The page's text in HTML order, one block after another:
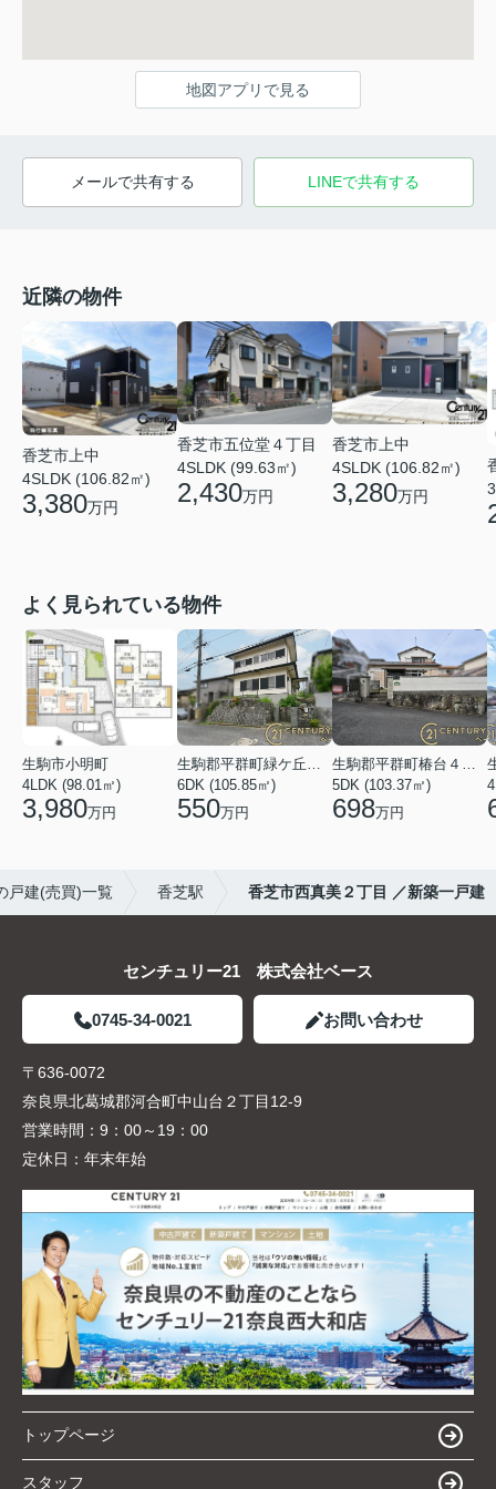
地図アプリで見る
メールで共有する LINEで共有する
近隣の物件
香芝市上中
4SLDK (106.82㎡)
3,380万円
香芝市五位堂４丁目
4SLDK (99.63㎡)
2,430万円
香芝市上中
4SLDK (106.82㎡)
3,280万円
よく見られている物件
生駒市小明町
4LDK (98.01㎡)
3,980万円
6DK (105.85㎡)
550万円
5DK (103.37㎡)
698万円
戸建(売買)一覧 香芝駅 香芝市西真美２丁目 ／新築一戸建
センチュリー21 株式会社ベース
0745-34-0021 お問い合わせ
〒636-0072
奈良県北葛城郡河合町中山台２丁目12-9
営業時間： 9：00～19：00
定休日： 年末年始
トップページ
スタッフ